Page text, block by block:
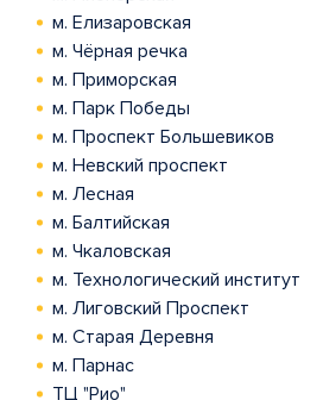
м. Елизаровская
м. Чёрная речка
м. Приморская
м. Парк Победы
м. Проспект Большевиков
м. Невский проспект
м. Лесная
м. Балтийская
м. Чкаловская
м. Технологический институт
м. Лиговский Проспект
м. Старая Деревня
м. Парнас
ТЦ "Рио"